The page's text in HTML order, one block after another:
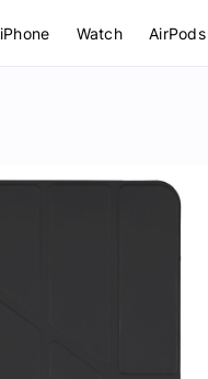
iPhone Watch AirPods